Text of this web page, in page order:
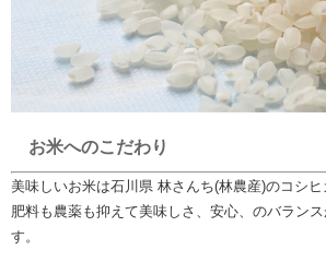
お米へのこだわり
美味しいお米は石川県 林さんち(林農産)のコシヒ
肥料も農薬も抑えて美味しさ、安心、のバラン
す。